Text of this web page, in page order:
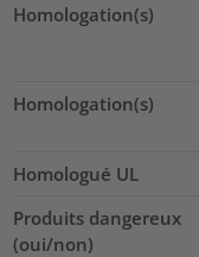
Homologation(s)
Homologation(s)
Homologué UL
Produits dangereux
(oui/non)